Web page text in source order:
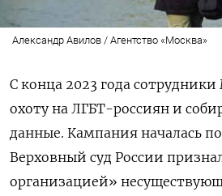
Александр Авилов / Агентство «Москва»
С конца 2023 года
охоту на ЛГБТ-россиян и
данные. Кампания началась
Верховный суд России
организацией»